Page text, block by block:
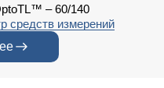
– 60/140
средств измерений